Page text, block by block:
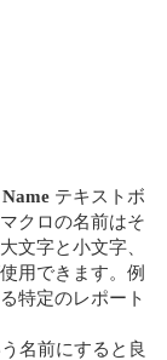
Name テキストボ
クロの名前はそ
文字と小文字、
用できます。例
特定のレポート
う名前にすると良